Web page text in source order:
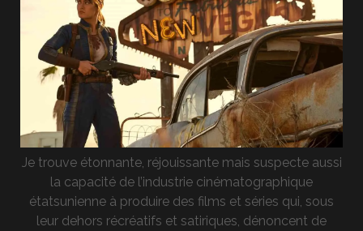
Je trouve étonnante, réjouissante mais suspecte aussi
la capacité de l’industrie cinématographique
étatsunienne à produire des films et séries qui, sous
leur dehors récréatifs et satiriques, dénoncent de